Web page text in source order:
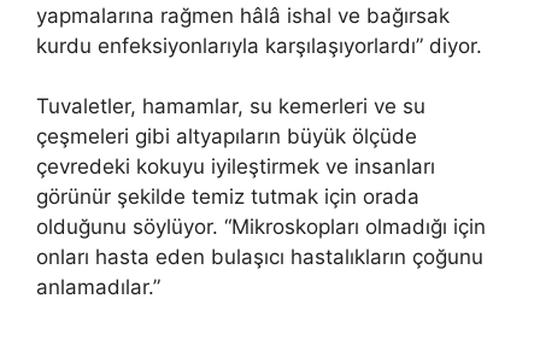
yapmalarına rağmen hâlâ ishal ve bağırsak
kurdu enfeksiyonlarıyla karşılaşıyorlardı” diyor.
Tuvaletler, hamamlar, su kemerleri ve su
çeşmeleri gibi altyapıların büyük ölçüde
çevredeki kokuyu iyileştirmek ve insanları
görünür şekilde temiz tutmak için orada
olduğunu söylüyor. “Mikroskopları olmadığı için
onları hasta eden bulaşıcı hastalıkların çoğunu
anlamadılar.”